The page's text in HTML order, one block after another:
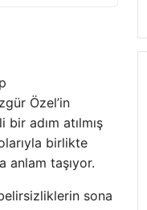
Özel’in
adım atılmış
birlikte
anlam taşıyor.
sona